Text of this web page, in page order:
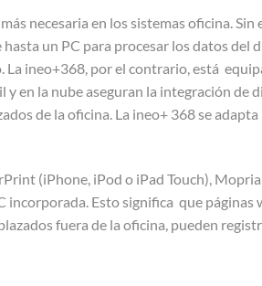
necesaria en los sistemas oficina.
un PC para procesar los datos
La ineo+368, por el contrario, está
en la nube aseguran la integración de
de la oficina. La ineo+ 368 se
(iPhone, iPod o iPad Touch),
Esto significa que páginas
fuera de la oficina, pueden